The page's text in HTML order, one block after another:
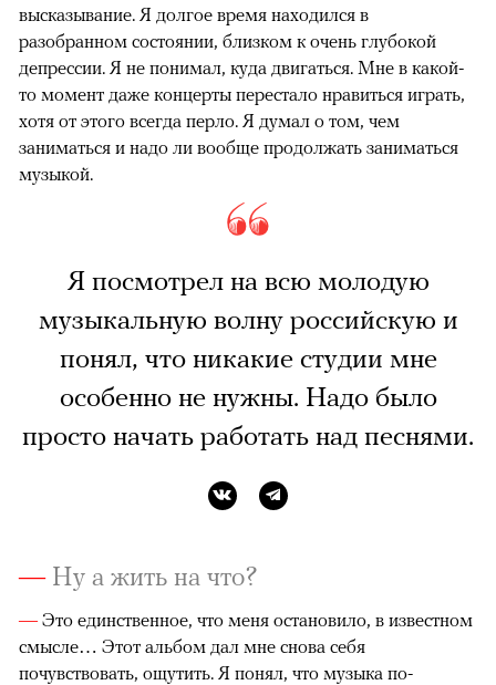
высказывание. Я долгое время находился в
разобранном состоянии, близком к очень глубокой
депрессии. Я не понимал, куда двигаться. Мне в какой-
то момент даже концерты перестало нравиться играть,
хотя от этого всегда перло. Я думал о том, чем
заниматься и надо ли вообще продолжать заниматься
музыкой.
Я посмотрел на всю молодую
музыкальную волну российскую и
понял, что никакие студии мне
особенно не нужны. Надо было
просто начать работать над песнями.
—Ну а жить на что?
— Это единственное, что меня остановило, в известном
смысле… Этот альбом дал мне снова себя
почувствовать, ощутить. Я понял, что музыка по-